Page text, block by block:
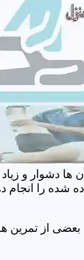
ها دشوار و
را انجام
بعضی از